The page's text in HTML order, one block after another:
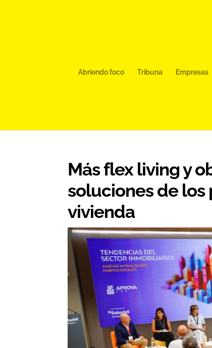
Abriendo foco Tribuna Empresas
Más flex living y
soluciones de
vivienda